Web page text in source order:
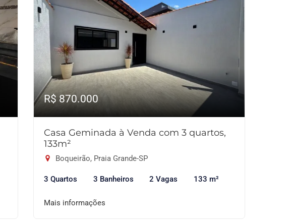
R$ 870.000
Casa Geminada à Venda com 3 quartos,
133m²
Boqueirão, Praia Grande-SP
3 Quartos 3 Banheiros 2 Vagas 133 m²
Mais informações